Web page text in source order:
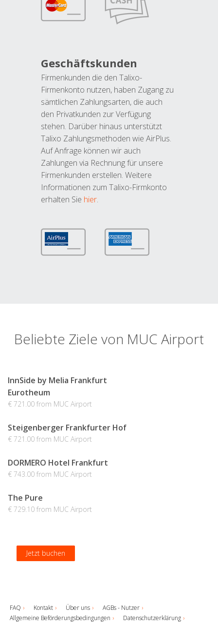
Geschäftskunden
Firmenkunden die den Talixo-
Firmenkonto nutzen, haben Zugang zu
sämtlichen Zahlungsarten, die auch
den Privatkunden zur Verfügung
stehen. Darüber hinaus unterstützt
Talixo Zahlungsmethoden wie AirPlus.
Auf Anfrage können wir auch
Zahlungen via Rechnung für unsere
Firmenkunden erstellen. Weitere
Informationen zum Talixo-Firmkonto
erhalten Sie hier.
Beliebte Ziele von MUC Airport
InnSide by Melia Frankfurt
Eurotheum
€ 721.00 from MUC Airport
Jetzt buchen
Steigenberger Frankfurter Hof
€ 721.00 from MUC Airport
Jetzt buchen
DORMERO Hotel Frankfurt
€ 743.00 from MUC Airport
Jetzt buchen
The Pure
€ 729.10 from MUC Airport
Jetzt buchen
FAQ Kontakt Über uns
AGBs - Nutzer
Allgemeine Beförderungsbedingungen
Datenschutzerklärung